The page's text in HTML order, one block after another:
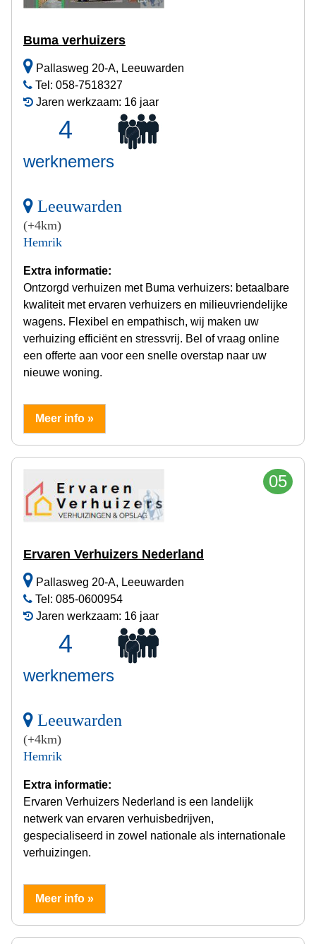
Buma verhuizers
Pallasweg 20-A, Leeuwarden
Tel: 058-7518327
Jaren werkzaam: 16 jaar
4
werknemers
Leeuwarden
(+4km)
Hemrik
Extra informatie:
Ontzorgd verhuizen met Buma verhuizers: betaalbare
kwaliteit met ervaren verhuizers en milieuvriendelijke
wagens. Flexibel en empathisch, wij maken uw
verhuizing efficiënt en stressvrij. Bel of vraag online
een offerte aan voor een snelle overstap naar uw
nieuwe woning.
Meer info »
05
Ervaren Verhuizers Nederland
Pallasweg 20-A, Leeuwarden
Tel: 085-0600954
Jaren werkzaam: 16 jaar
4
werknemers
Leeuwarden
(+4km)
Hemrik
Extra informatie:
Ervaren Verhuizers Nederland is een landelijk
netwerk van ervaren verhuisbedrijven,
gespecialiseerd in zowel nationale als internationale
verhuizingen.
Meer info »